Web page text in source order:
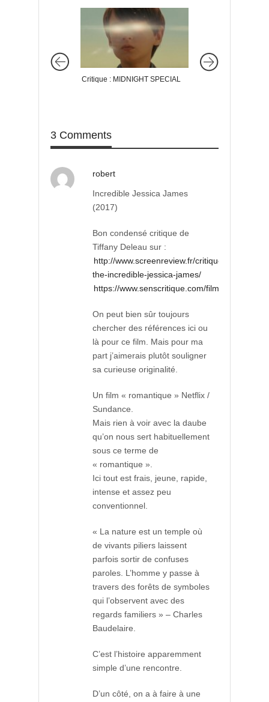
Critique : MIDNIGHT SPECIAL
3 Comments
robert
Incredible Jessica James
(2017)
Bon condensé critique de
Tiffany Deleau sur :
http://www.screenreview.fr/critique-
the-incredible-jessica-james/
https://www.senscritique.com/film/
On peut bien sûr toujours
chercher des références ici ou
là pour ce film. Mais pour ma
part j’aimerais plutôt souligner
sa curieuse originalité.
Un film « romantique » Netflix /
Sundance.
Mais rien à voir avec la daube
qu’on nous sert habituellement
sous ce terme de
« romantique ».
Ici tout est frais, jeune, rapide,
intense et assez peu
conventionnel.
« La nature est un temple où
de vivants piliers laissent
parfois sortir de confuses
paroles. L’homme y passe à
travers des forêts de symboles
qui l’observent avec des
regards familiers » – Charles
Baudelaire.
C’est l’histoire apparemment
simple d’une rencontre.
D’un côté, on a à faire à une